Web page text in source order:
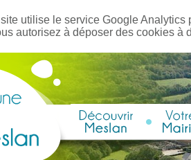
utilise le service Google
autorisez à déposer des cookies